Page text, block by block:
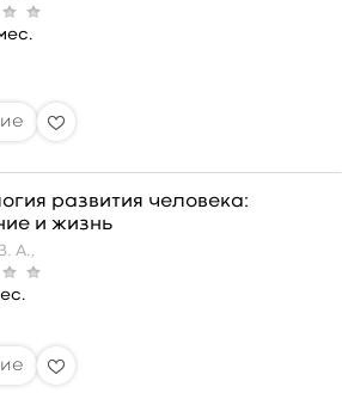
развития человека:
и жизнь
А.,